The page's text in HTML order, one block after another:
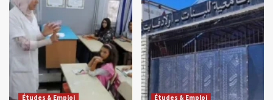
Études & Emploi Études & Emploi